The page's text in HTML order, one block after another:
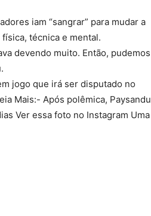
iam “sangrar” para mudar a
técnica e mental.
devendo muito. Então, pudemos
jogo que irá ser disputado no
Mais:- Após polêmica, Paysandu
Ver essa foto no Instagram Uma